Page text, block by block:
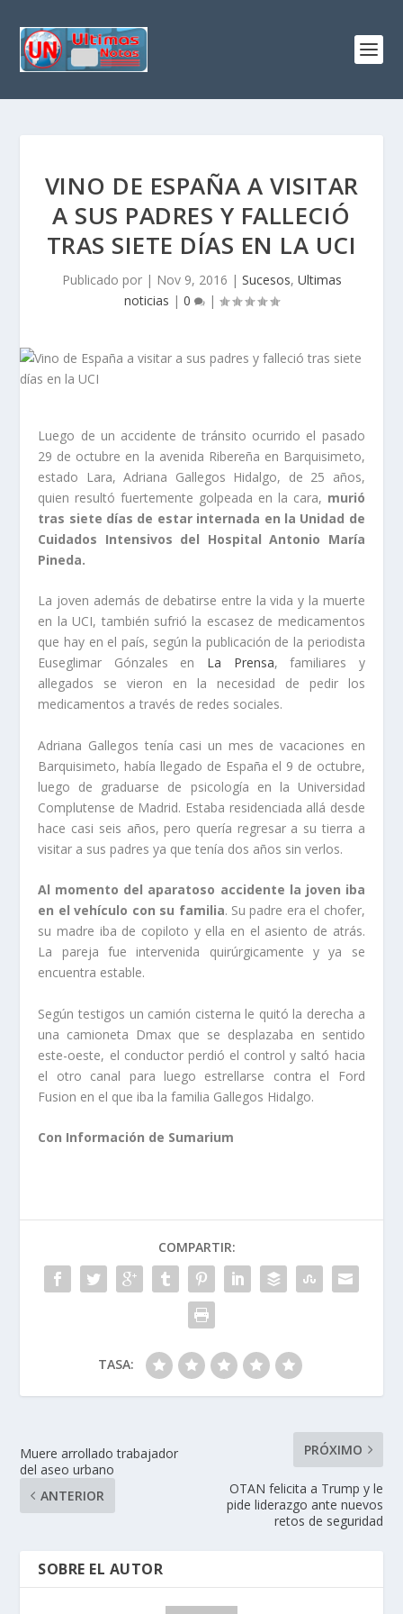
VINO DE ESPAÑA A VISITAR
A SUS PADRES Y FALLECIÓ
TRAS SIETE DÍAS EN LA UCI
Publicado por | Nov 9, 2016 | Sucesos, Ultimas
noticias | 0 |
Luego de un accidente de tránsito ocurrido el pasado
29 de octubre en la avenida Ribereña en Barquisimeto,
estado Lara, Adriana Gallegos Hidalgo, de 25 años,
quien resultó fuertemente golpeada en la cara, murió
tras siete días de estar internada en la Unidad de
Cuidados Intensivos del Hospital Antonio María
Pineda.
La joven además de debatirse entre la vida y la muerte
en la UCI, también sufrió la escasez de medicamentos
que hay en el país, según la publicación de la periodista
Euseglimar Gónzales en La Prensa, familiares y
allegados se vieron en la necesidad de pedir los
medicamentos a través de redes sociales.
Adriana Gallegos tenía casi un mes de vacaciones en
Barquisimeto, había llegado de España el 9 de octubre,
luego de graduarse de psicología en la Universidad
Complutense de Madrid. Estaba residenciada allá desde
hace casi seis años, pero quería regresar a su tierra a
visitar a sus padres ya que tenía dos años sin verlos.
Al momento del aparatoso accidente la joven iba
en el vehículo con su familia. Su padre era el chofer,
su madre iba de copiloto y ella en el asiento de atrás.
La pareja fue intervenida quirúrgicamente y ya se
encuentra estable.
Según testigos un camión cisterna le quitó la derecha a
una camioneta Dmax que se desplazaba en sentido
este-oeste, el conductor perdió el control y saltó hacia
el otro canal para luego estrellarse contra el Ford
Fusion en el que iba la familia Gallegos Hidalgo.
Con Información de Sumarium
COMPARTIR:
TASA:
Muere arrollado trabajador
del aseo urbano
ANTERIOR
PRÓXIMO
OTAN felicita a Trump y le
pide liderazgo ante nuevos
retos de seguridad
SOBRE EL AUTOR